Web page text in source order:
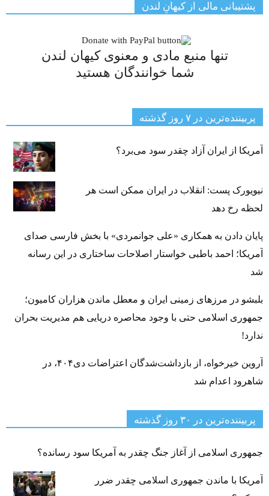
پشتیبانی مالی از کیهانِ لندن
تنها منبع مادی و معنوی کیهان لندن
شما خوانندگان هستید
پربیننده‌ترین‌ در ۷ روز گذشته
آمریکا از ایران آزاد چقدر سود می‌برد؟
نیویورک پست: انقلاب در ایران ممکن است هر
لحظه رخ دهد
پایان دادن به همکاری «علی جوانمردی» با بخش فارسی صدای
آمریکا؛ احمد باطبی خواستار اصلاحات ساختاری در این رسانه
شد
بلبشو در مرزهای زمینی ایران و معطل ماندن هزاران کامیون؛
جمهوری اسلامی حتی با وجود محاصره دریایی هم مدیریت بحران
ندارد!
آروین خیرخواه، از بازداشت‌شدگان اعتراضات دی۴۰۴، در
شاهرود اعدام شد
پربیننده‌ترین‌ در ۳۰ روز گذشته
جمهوری اسلامی از آغاز جنگ چقدر به آمریکا سود رسانده؟
آمریکا با ماندن جمهوری اسلامی چقدر ضرر